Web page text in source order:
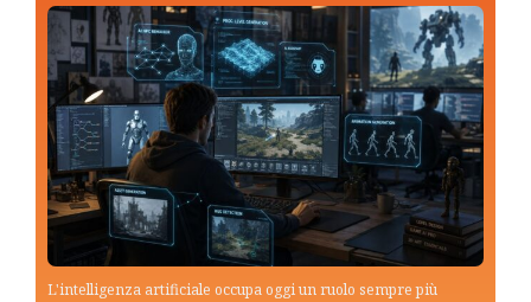
L'intelligenza artificiale occupa oggi un ruolo sempre più